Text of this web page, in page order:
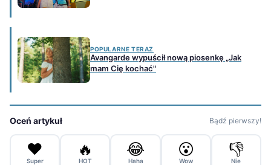
POPULARNE TERAZ
Avangarde wypuścił nową piosenkę „Jak
mam Cię kochać"
Oceń artykuł Bądź pierwszy!
❤️
Super
🔥
HOT
😂
Haha
😮
Wow
👎
Nie